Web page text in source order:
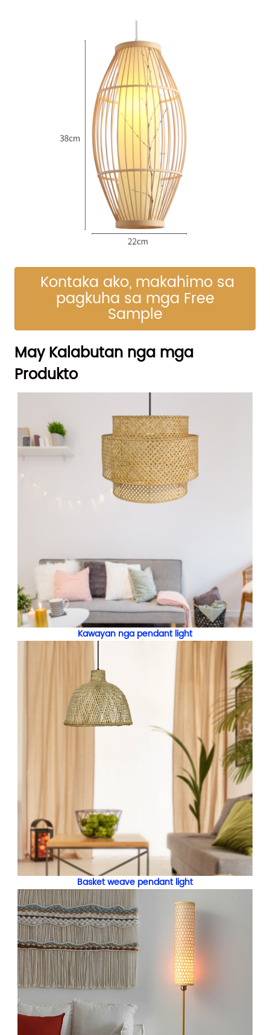
Kontaka ako, makahimo sa
pagkuha sa mga Free
Sample
May Kalabutan nga mga
Produkto
Kawayan nga pendant light
Basket weave pendant light